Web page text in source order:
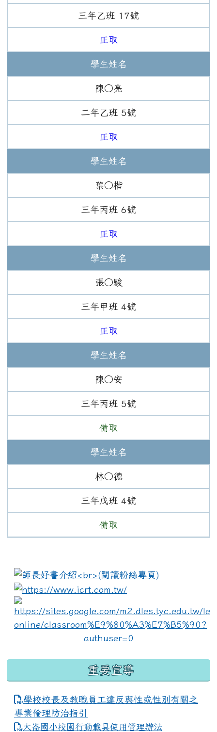
三年 乙班 17號
正取
學生姓名
陳○亮
二年 乙班 5號
正取
學生姓名
葉○楷
三年丙班 6號
正取
學生姓名
張○駿
三年 甲班 4號
正取
學生姓名
陳○安
三年丙班 5號
備取
學生姓名
林○德
三年 戊班 4號
備取
link to https://
重要宣導
學校校長及教職員工違反與性或性別有關之
專業倫理防治指引
大崙國小校園行動載具使用管理辦法